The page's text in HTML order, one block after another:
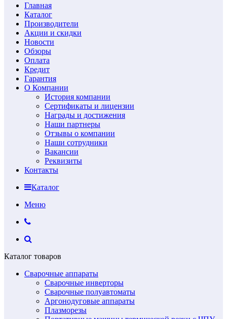
Главная
Каталог
Производители
Акции и скидки
Новости
Обзоры
Оплата
Кредит
Гарантия
О Компании
История компании
Сертификаты и лицензии
Награды и достижения
Наши партнеры
Отзывы о компании
Наши сотрудники
Вакансии
Реквизиты
Контакты
Каталог
Меню
Каталог товаров
Сварочные аппараты
Сварочные инверторы
Сварочные полуавтоматы
Аргонодуговые аппараты
Плазморезы